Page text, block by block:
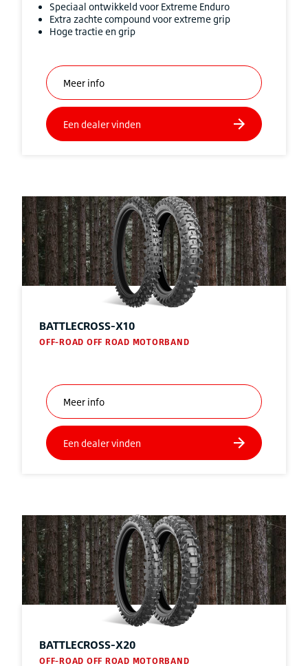
Speciaal ontwikkeld voor Extreme Enduro
Extra zachte compound voor extreme grip
Hoge tractie en grip
BATTLECROSS-X10
OFF-ROAD OFF ROAD MOTORBAND
BATTLECROSS-X20
OFF-ROAD OFF ROAD MOTORBAND